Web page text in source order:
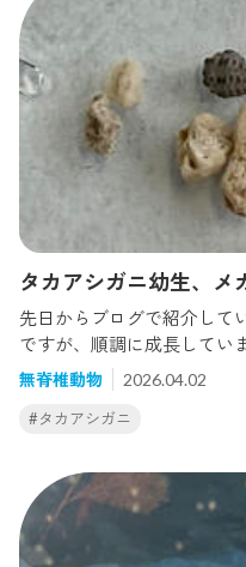
とがあります。目と目の間
ている、白っぽいものは餌
パ幼生と比較してみても、
た様子がわかるかと思いま
育員たちは毎日の水替えや
した。タカアシガニの幼生
ても難しいのですが、研
ながら、今年も無事に稚ガ
た。そして今年は、この貴
るよう、エントランスビル
ガニ幼生の展示をスタート
稚ガニの両方の姿をご覧い
きない貴重なタカアシガニ
ださい！！（※生きものの
終了する場合がございます。
タカアシガニ幼生、メ
先日からブログで紹介して
ですが、順調に成長してい
アシガニが孵化しました！
0日ほどでゾエア2期へと
えやエサやりなどを続けた
を確認しました！メガロ
発育段階です。実際に観察
かむ様子も見られ、ゾエア
感じられるようになってき
無脊椎動物 2026.04.02
#タカアシガニ